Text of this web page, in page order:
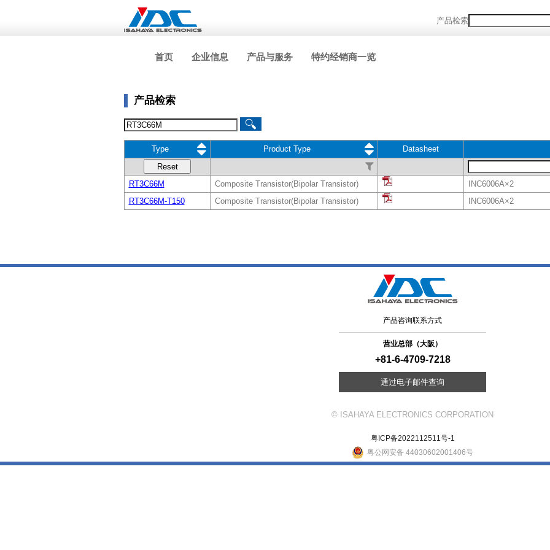
产品检索
首页 企业信息 产品与服务 特约经销商一览
产品检索
Type Product Type Datasheet
Reset
RT3C66M
Composite Transistor(Bipolar Transistor)
INC6006A×2
RT3C66M-T150
Composite Transistor(Bipolar Transistor) INC6006A×2
产品咨询联系方式
营业总部（大阪）
+81-6-4709-7218
通过电子邮件查询
© ISAHAYA ELECTRONICS CORPORATION
粤ICP备2022112511号-1
粤公网安备 44030602001406号